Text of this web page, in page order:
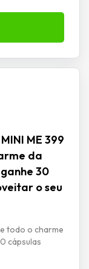
ME 399
da
30
o seu
todo o charme
cápsulas